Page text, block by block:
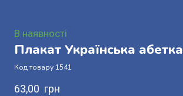
В наявності
Плакат Українська абетка
Код товару 1541
63,00  грн